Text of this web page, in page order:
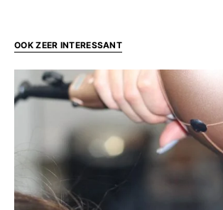
OOK ZEER INTERESSANT